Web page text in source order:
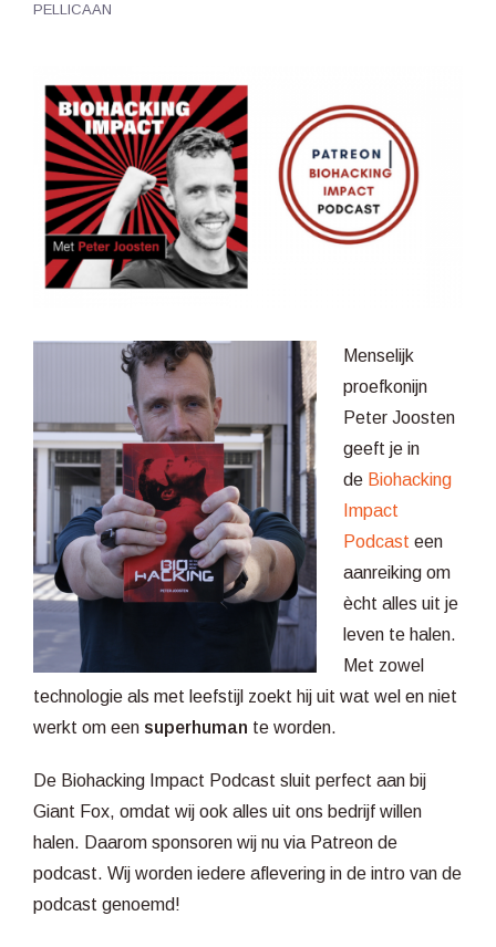
PELLICAAN
Menselijk
proefkonijn
Peter Joosten
geeft je in
de Biohacking
Impact
Podcast een
aanreiking om
ècht alles uit je
leven te halen.
Met zowel
technologie als met leefstijl zoekt hij uit wat wel en niet
werkt om een superhuman te worden.
De Biohacking Impact Podcast sluit perfect aan bij
Giant Fox, omdat wij ook alles uit ons bedrijf willen
halen. Daarom sponsoren wij nu via Patreon de
podcast. Wij worden iedere aflevering in de intro van de
podcast genoemd!